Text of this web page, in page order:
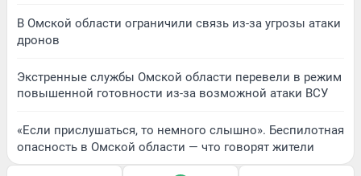
В Омской области ограничили связь из-за угрозы атаки
дронов
Экстренные службы Омской области перевели в режим
повышенной готовности из-за возможной атаки ВСУ
«Если прислушаться, то немного слышно». Беспилотная
опасность в Омской области — что говорят жители